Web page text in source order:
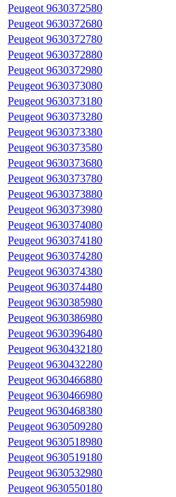
Peugeot 9630372580
Peugeot 9630372680
Peugeot 9630372780
Peugeot 9630372880
Peugeot 9630372980
Peugeot 9630373080
Peugeot 9630373180
Peugeot 9630373280
Peugeot 9630373380
Peugeot 9630373580
Peugeot 9630373680
Peugeot 9630373780
Peugeot 9630373880
Peugeot 9630373980
Peugeot 9630374080
Peugeot 9630374180
Peugeot 9630374280
Peugeot 9630374380
Peugeot 9630374480
Peugeot 9630385980
Peugeot 9630386980
Peugeot 9630396480
Peugeot 9630432180
Peugeot 9630432280
Peugeot 9630466880
Peugeot 9630466980
Peugeot 9630468380
Peugeot 9630509280
Peugeot 9630518980
Peugeot 9630519180
Peugeot 9630532980
Peugeot 9630550180